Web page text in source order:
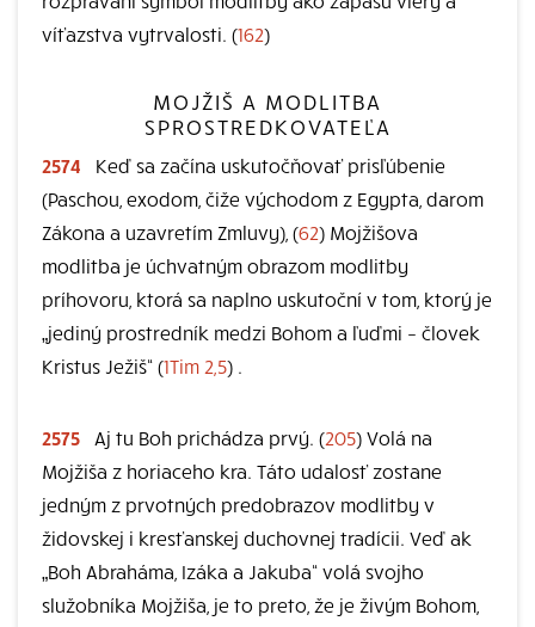
víťazstva vytrvalosti. (162)
MOJŽIŠ A MODLITBA
SPROSTREDKOVATEĽA
2574
Keď sa začína uskutočňovať prisľúbenie
(Paschou, exodom, čiže východom z Egypta, darom
Zákona a uzavretím Zmluvy), (62) Mojžišova
modlitba je úchvatným obrazom modlitby
príhovoru, ktorá sa naplno uskutoční v tom, ktorý je
„jediný prostredník medzi Bohom a ľuďmi – človek
Kristus Ježiš“ (1Tim 2,5) .
2575 Aj tu Boh prichádza prvý. (205) Volá na
Mojžiša z horiaceho kra. Táto udalosť zostane
jedným z prvotných predobrazov modlitby v
židovskej i kresťanskej duchovnej tradícii. Veď ak
„Boh Abraháma, Izáka a Jakuba“ volá svojho
služobníka Mojžiša, je to preto, že je živým Bohom,